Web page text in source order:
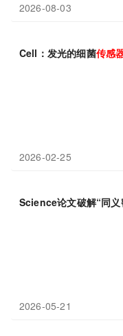
2026-08-03
Cell：发光的细菌传感
2026-02-25
Science论文破解“同
2026-05-21